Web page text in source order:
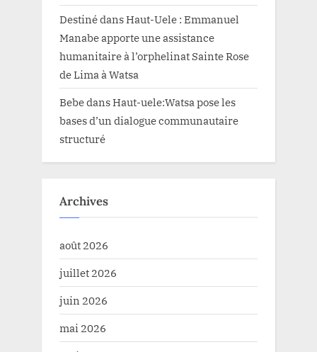
DestinédansHaut-Uele : Emmanuel
Manabe apporte une assistance
humanitaire à l’orphelinat Sainte Rose
de Lima à Watsa
BebedansHaut-uele:Watsa pose les
bases d’un dialogue communautaire
structuré
Archives
août 2026
juillet 2026
juin 2026
mai 2026